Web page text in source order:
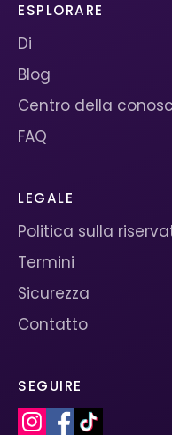
ESPLORARE
Di
Blog
Centro della
FAQ
LEGALE
Politica sulla
Termini
Sicurezza
Contatto
SEGUIRE